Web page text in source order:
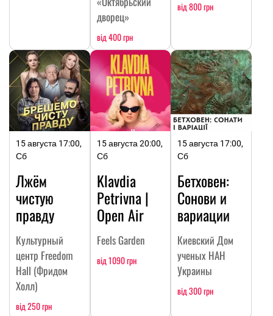
дворец»
від 400 грн
від 800 грн
15 августа 17:00,
Сб
Лжём
чистую
правду
Культурный
центр Freedom
Hall (Фридом
Холл)
від 250 грн
15 августа 20:00,
Сб
Klavdia
Petrivna |
Open Air
Feels Garden
від 1090 грн
15 августа 17:00,
Сб
Бетховен:
Сонови и
вариации
Киевский Дом
ученых НАН
Украины
від 300 грн